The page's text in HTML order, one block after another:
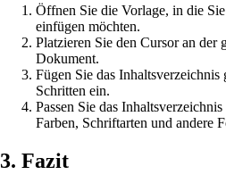
Öffnen Sie die Vorlage, in die
einfügen möchten.
Platzieren Sie den Cursor an der
Dokument.
Fügen Sie das Inhaltsverzeichnis
Schritten ein.
Passen Sie das
Farben, Schriftarten und andere
3. Fazit